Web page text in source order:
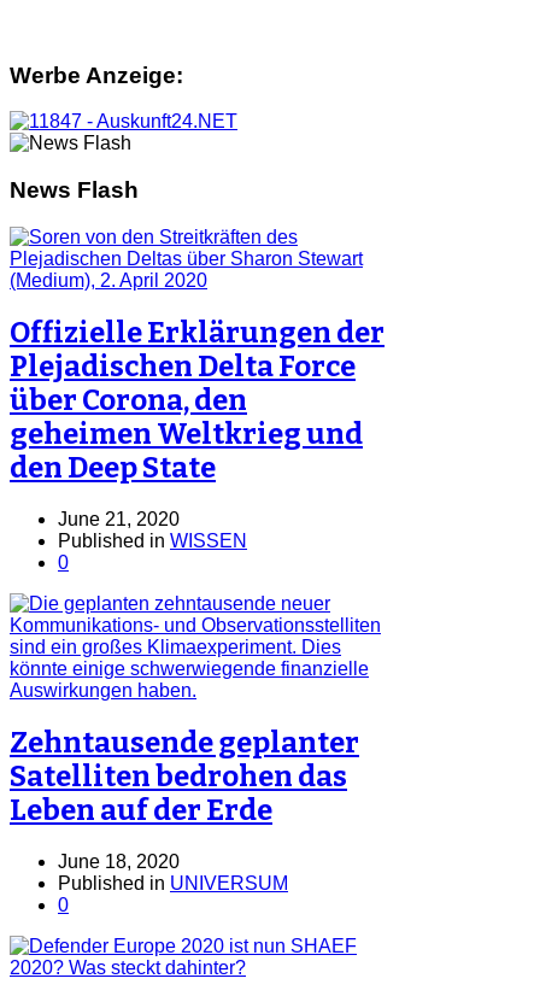
Werbe Anzeige:
News Flash
Offizielle Erklärungen der
Plejadischen Delta Force
über Corona, den
geheimen Weltkrieg und
den Deep State
June 21, 2020
Published in WISSEN
0
Zehntausende geplanter
Satelliten bedrohen das
Leben auf der Erde
June 18, 2020
Published in UNIVERSUM
0